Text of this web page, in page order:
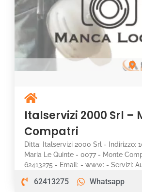
Italservizi 2000 Srl –
Compatri
Ditta: Italservizi 2000 Srl - Indirizzo:
Maria Le Quinte - 0077 - Monte
62413275 - Email: - www: - Servizi:
62413275 Whatsapp